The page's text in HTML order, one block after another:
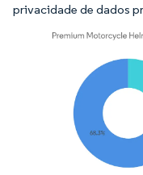
privacidade de dados